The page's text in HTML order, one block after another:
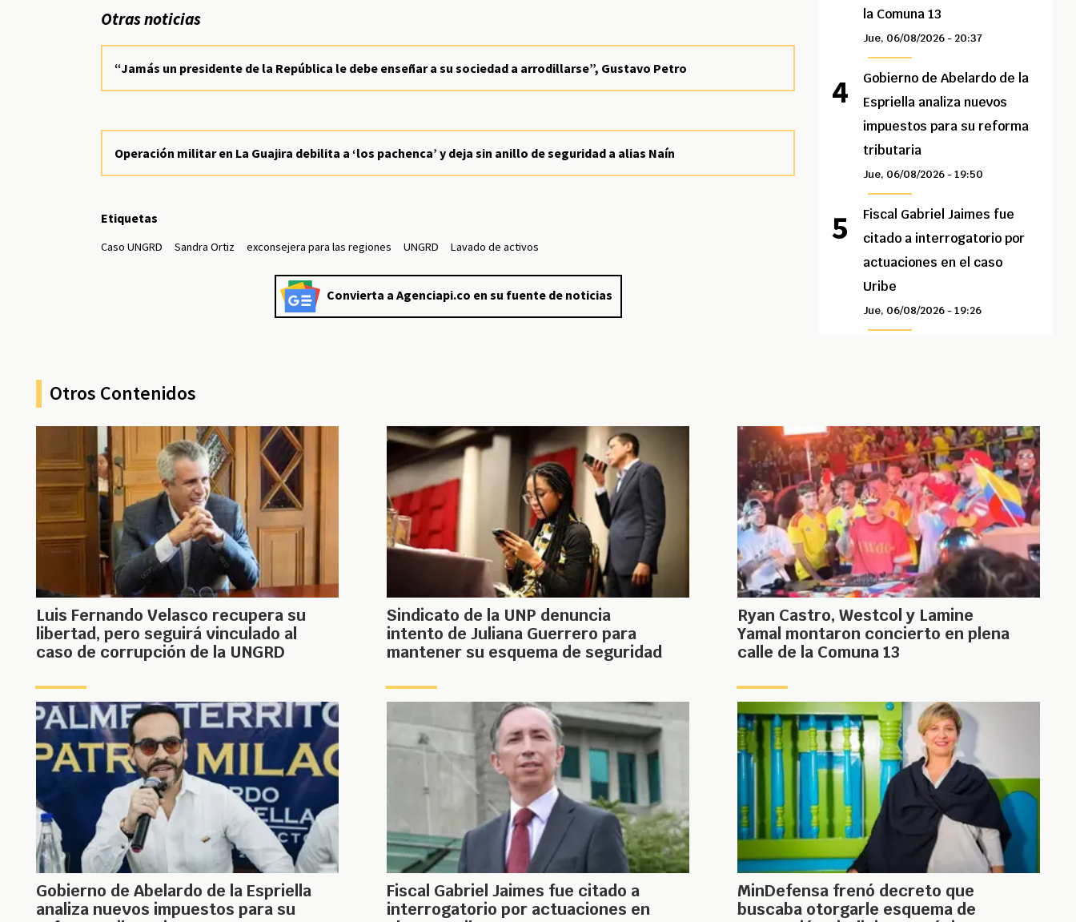
Otras noticias
“Jamás un presidente de la República le debe enseñar a su sociedad a arrodillarse”, Gustavo Petro
Operación militar en La Guajira debilita a ‘los pachenca’ y deja sin anillo de seguridad a alias Naín
Etiquetas
Caso UNGRD Sandra Ortiz exconsejera para las regiones UNGRD Lavado de activos
Convierta a Agenciapi.co en su fuente de noticias
la Comuna 13
Jue, 06/08/2026 - 20:37
Gobierno de Abelardo de la
Espriella analiza nuevos
impuestos para su reforma
tributaria
Jue, 06/08/2026 - 19:50
Fiscal Gabriel Jaimes fue
citado a interrogatorio por
actuaciones en el caso
Uribe
Jue, 06/08/2026 - 19:26
Otros Contenidos
Luis Fernando Velasco recupera su
libertad, pero seguirá vinculado al
caso de corrupción de la UNGRD
Sindicato de la UNP denuncia
intento de Juliana Guerrero para
mantener su esquema de seguridad
Ryan Castro, Westcol y Lamine
Yamal montaron concierto en plena
calle de la Comuna 13
Gobierno de Abelardo de la Espriella
analiza nuevos impuestos para su
Fiscal Gabriel Jaimes fue citado a
interrogatorio por actuaciones en
MinDefensa frenó decreto que
buscaba otorgarle esquema de